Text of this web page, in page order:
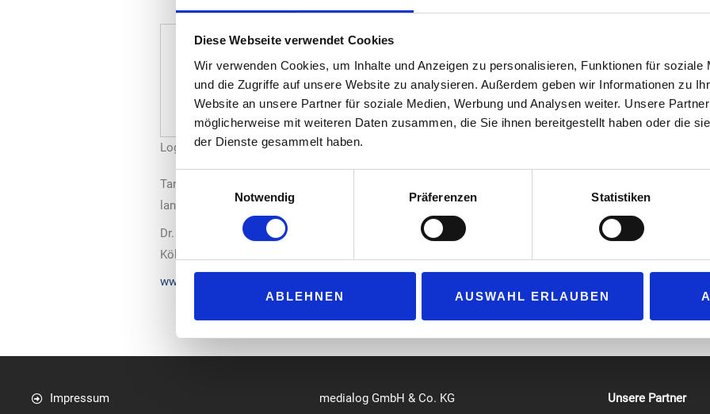
Diese Webseite verwendet Cookies
Wir verwenden Cookies, um Inhalte und Anzeigen zu personalisieren, Funktionen für soziale
und die Zugriffe auf unsere Website zu analysieren. Außerdem geben wir Informationen zu
Website an unsere Partner für soziale Medien, Werbung und Analysen weiter. Unsere
möglicherweise mit weiteren Daten zusammen, die Sie ihnen bereitgestellt haben oder die
der Dienste gesammelt haben.
Notwendig
Präferenzen Statistiken
ABLEHNEN AUSWAHL ERLAUBEN
Logo: BDSI
Süßwarenindustrie (BDSI) tätig, hat zum 01.07.2023
des Verbandes übernommen. Darüber hinaus betreut er
anderem den Fachausschuss Speiseeis-Rohstoffe als
Ernst Kammerinke, der den BDSI nach vierzehn Jahren
Expertise im Arbeitsrecht ab sofort federführend die
Tarif- und Sozialpolitik vertritt“, sagt Dr. Bernoth, Hauptgeschäftsführer des BDSI. „Gleichzeitig danken
langjährige erfolgreiche Arbeit und sein großes Engagement, sowohl im BDSI als auch für seine
Dr. Mario Mundorf ist Volljurist. Nach dem Studium der Rechtswissenschaften in Trier und dem
Kölner viele Jahre arbeits- und tarifrechtlich für eine andere Branche in Köln tätig.
www.bdsi.de
Impressum
medialog GmbH & Co. KG
Unsere Partner